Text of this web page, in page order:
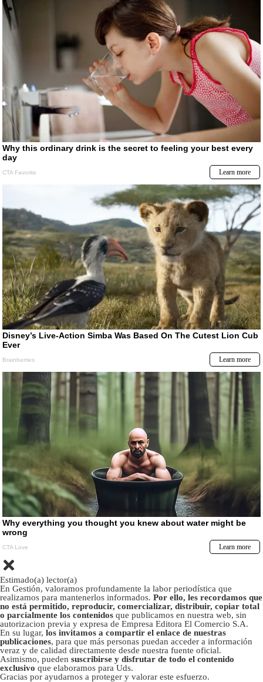
Estimado(a) lector(a)
En Gestión, valoramos profundamente la labor periodística que
realizamos para mantenerlos informados. Por ello, les recordamos que
no está permitido, reproducir, comercializar, distribuir, copiar total
o parcialmente los contenidos que publicamos en nuestra web, sin
autorizacion previa y expresa de Empresa Editora El Comercio S.A.
En su lugar, los invitamos a compartir el enlace de nuestras
publicaciones, para que más personas puedan acceder a información
veraz y de calidad directamente desde nuestra fuente oficial.
Asimismo, pueden suscribirse y disfrutar de todo el contenido
exclusivo que elaboramos para Uds.
Gracias por ayudarnos a proteger y valorar este esfuerzo.